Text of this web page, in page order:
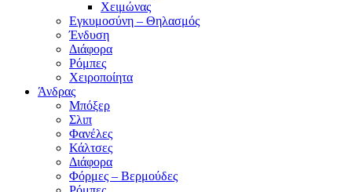
Χειμώνας
Εγκυμοσύνη – Θηλασμός
Ένδυση
Διάφορα
Ρόμπες
Χειροποίητα
Άνδρας
Μπόξερ
Σλιπ
Φανέλες
Κάλτσες
Διάφορα
Φόρμες – Βερμούδες